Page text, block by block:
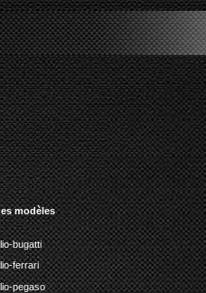
modèles
bugatti
ferrari
pegaso